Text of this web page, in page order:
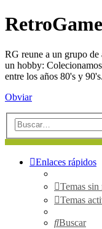
RG reune a un grupo
un hobby:
entre los años 80's y 90's.
Obviar
Enlaces rápidos
Temas sin
Temas
Buscar